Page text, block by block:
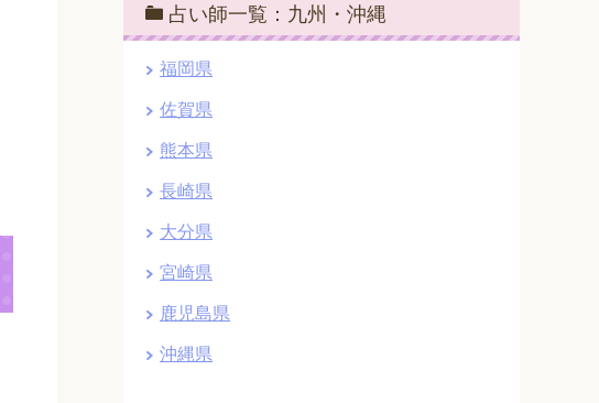
占い師一覧：九州・沖縄
福岡県
佐賀県
熊本県
長崎県
大分県
宮崎県
鹿児島県
沖縄県